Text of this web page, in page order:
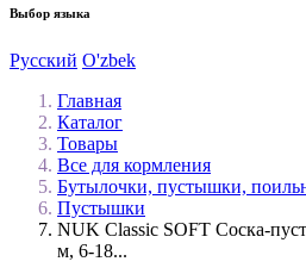
Выбор языка
Русский O'zbek
Главная
Каталог
Товары
Все для кормления
Бутылочки, пустышки,
Пустышки
NUK Classic SOFT Соска-
м, 6-18...